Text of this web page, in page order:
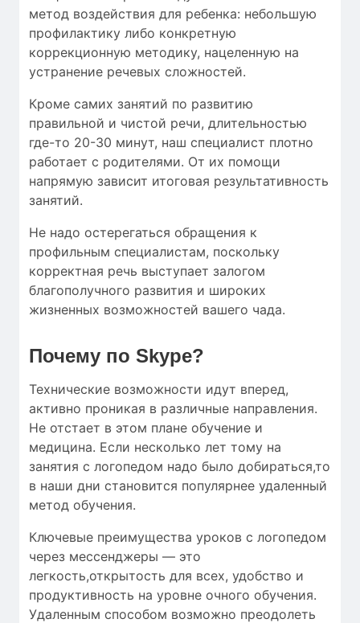
метод воздействия для ребенка: небольшую
профилактику либо конкретную
коррекционную методику, нацеленную на
устранение речевых сложностей.
Кроме самих занятий по развитию
правильной и чистой речи, длительностью
где-то 20-30 минут, наш специалист плотно
работает с родителями. От их помощи
напрямую зависит итоговая результативность
занятий.
Не надо остерегаться обращения к
профильным специалистам, поскольку
корректная речь выступает залогом
благополучного развития и широких
жизненных возможностей вашего чада.
Почему по Skype?
Технические возможности идут вперед,
активно проникая в различные направления.
Не отстает в этом плане обучение и
медицина. Если несколько лет тому на
занятия с логопедом надо было добираться,то
в наши дни становится популярнее удаленный
метод обучения.
Ключевые преимущества уроков с логопедом
через мессенджеры — это
легкость,открытость для всех, удобство и
продуктивность на уровне очного обучения.
Удаленным способом возможно преодолеть